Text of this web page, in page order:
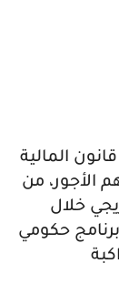
المالية
تهم الأجور، من
خلال
في إطار برنامج حكومي